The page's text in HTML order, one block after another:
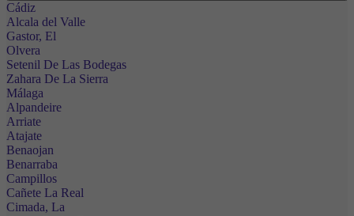
Cádiz
Alcala del Valle
Gastor, El
Olvera
Setenil De Las Bodegas
Zahara De La Sierra
Málaga
Alpandeire
Arriate
Atajate
Benaojan
Benarraba
Campillos
Cañete La Real
Cimada, La